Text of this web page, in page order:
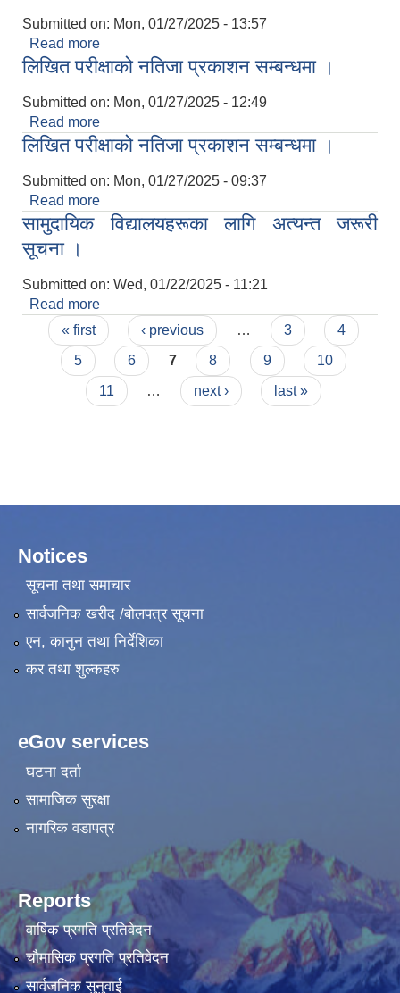
Submitted on: Mon, 01/27/2025 - 13:57
Read more
लिखित परीक्षाको नतिजा प्रकाशन सम्बन्धमा ।
Submitted on: Mon, 01/27/2025 - 12:49
Read more
लिखित परीक्षाको नतिजा प्रकाशन सम्बन्धमा ।
Submitted on: Mon, 01/27/2025 - 09:37
Read more
सामुदायिक विद्यालयहरूका लागि अत्यन्त जरूरी
सूचना ।
Submitted on: Wed, 01/22/2025 - 11:21
Read more
सूचना ।
Pages
« first ‹ previous … 3
4
5
6 7 8 9
10
11
… next › last »
Notices
सूचना तथा समाचार
सार्वजनिक खरीद /बोलपत्र सूचना
एन, कानुन तथा निर्देशिका
कर तथा शुल्कहरु
eGov services
घटना दर्ता
सामाजिक सुरक्षा
नागरिक वडापत्र
Reports
वार्षिक प्रगति प्रतिवेदन
चौमासिक प्रगति प्रतिवेदन
सार्वजनिक सुनुवाई